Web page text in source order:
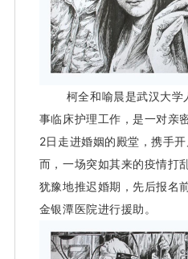
柯全和喻晨是武汉大
事临床护理工作，是一对亲
2日走进婚姻的殿堂，携手
而，一场突如其来的疫情打
犹豫地推迟婚期，先后报
金银潭医院进行援助。